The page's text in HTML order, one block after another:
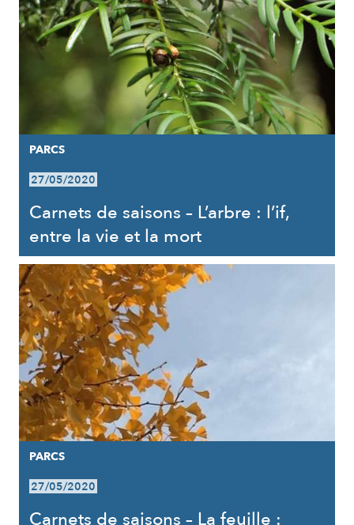
PARCS
27/05/2020
Carnets de saisons – L’arbre : l’if,
entre la vie et la mort
PARCS
27/05/2020
Carnets de saisons – La feuille :